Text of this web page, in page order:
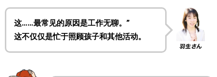
这……最常见的原因是工作无聊。”
这不仅仅是忙于照顾孩子和其他活动。